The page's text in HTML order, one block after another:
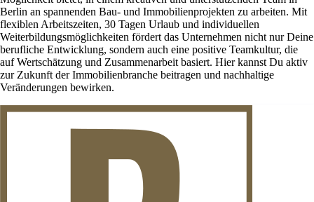
Berlin an spannenden Bau- und Immobilienprojekten zu arbeiten. Mit
flexiblen Arbeitszeiten, 30 Tagen Urlaub und individuellen
Weiterbildungsmöglichkeiten fördert das Unternehmen nicht nur Deine
berufliche Entwicklung, sondern auch eine positive Teamkultur, die
auf Wertschätzung und Zusammenarbeit basiert. Hier kannst Du aktiv
zur Zukunft der Immobilienbranche beitragen und nachhaltige
Veränderungen bewirken.